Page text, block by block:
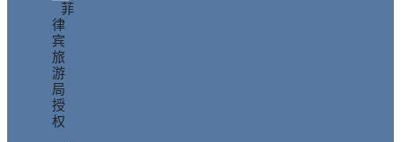
菲
律
宾
旅
游
局
授
权